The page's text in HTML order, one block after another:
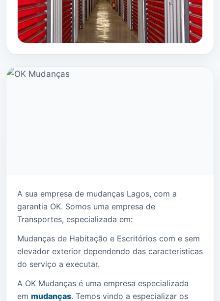
A sua empresa de mudanças Lagos, com a
garantia OK. Somos uma empresa de
Transportes, especializada em:
Mudanças de Habitação e Escritórios com e sem
elevador exterior dependendo das caracteristicas
do serviço a executar.
A OK Mudanças é uma empresa especializada
em mudanças. Temos vindo a especializar os